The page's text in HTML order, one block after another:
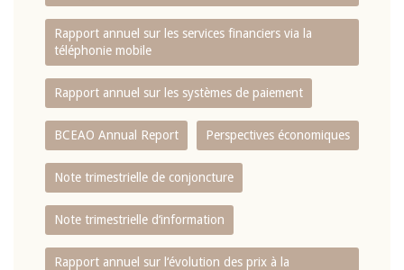
Rapport annuel sur les services financiers via la
téléphonie mobile
Rapport annuel sur les systèmes de paiement
BCEAO Annual Report Perspectives économiques
Note trimestrielle de conjoncture
Note trimestrielle d‘information
Rapport annuel sur l‘évolution des prix à la